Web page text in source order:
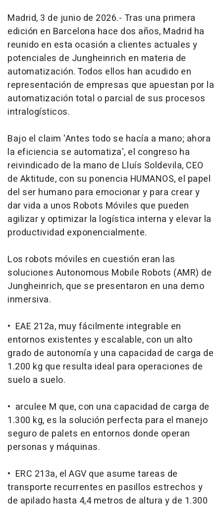
Madrid, 3 de junio de 2026.- Tras una primera
edición en Barcelona hace dos años, Madrid ha
reunido en esta ocasión a clientes actuales y
potenciales de Jungheinrich en materia de
automatización. Todos ellos han acudido en
representación de empresas que apuestan por la
automatización total o parcial de sus procesos
intralogísticos.
Bajo el claim 'Antes todo se hacía a mano; ahora
la eficiencia se automatiza', el congreso ha
reivindicado de la mano de Lluís Soldevila, CEO
de Aktitude, con su ponencia HUMANOS, el papel
del ser humano para emocionar y para crear y
dar vida a unos Robots Móviles que pueden
agilizar y optimizar la logística interna y elevar la
productividad exponencialmente.
Los robots móviles en cuestión eran las
soluciones Autonomous Mobile Robots (AMR) de
Jungheinrich, que se presentaron en una demo
inmersiva.
• EAE 212a, muy fácilmente integrable en
entornos existentes y escalable, con un alto
grado de autonomía y una capacidad de carga de
1.200 kg que resulta ideal para operaciones de
suelo a suelo.
• arculee M que, con una capacidad de carga de
1.300 kg, es la solución perfecta para el manejo
seguro de palets en entornos donde operan
personas y máquinas.
• ERC 213a, el AGV que asume tareas de
transporte recurrentes en pasillos estrechos y
de apilado hasta 4,4 metros de altura y de 1.300